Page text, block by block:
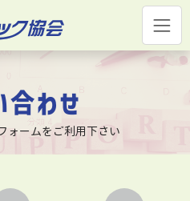
合わせ
ォームをご利用下さい